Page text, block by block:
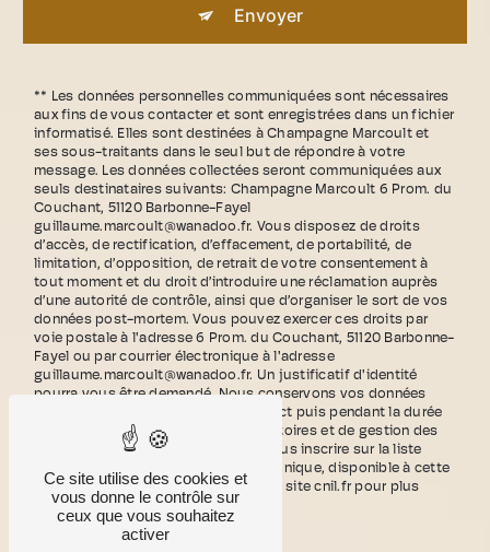
Envoyer
** Les données personnelles communiquées sont nécessaires
aux fins de vous contacter et sont enregistrées dans un fichier
informatisé. Elles sont destinées à Champagne Marcoult et
ses sous-traitants dans le seul but de répondre à votre
message. Les données collectées seront communiquées aux
seuls destinataires suivants: Champagne Marcoult 6 Prom. du
Couchant, 51120 Barbonne-Fayel
guillaume.marcoult@wanadoo.fr. Vous disposez de droits
d’accès, de rectification, d’effacement, de portabilité, de
limitation, d’opposition, de retrait de votre consentement à
tout moment et du droit d’introduire une réclamation auprès
d’une autorité de contrôle, ainsi que d’organiser le sort de vos
données post-mortem. Vous pouvez exercer ces droits par
voie postale à l'adresse 6 Prom. du Couchant, 51120 Barbonne-
Fayel ou par courrier électronique à l'adresse
guillaume.marcoult@wanadoo.fr. Un justificatif d'identité
pourra vous être demandé. Nous conservons vos données
pendant la période de prise de contact puis pendant la durée
de prescription légale aux fins probatoires et de gestion des
contentieux. Vous avez le droit de vous inscrire sur la liste
d'opposition au démarchage téléphonique, disponible à cette
adresse: Bloctel.gouv.fr. Consultez le site cnil.fr pour plus
d’informations sur vos droits.
Ce site utilise des cookies et
vous donne le contrôle sur
ceux que vous souhaitez
activer